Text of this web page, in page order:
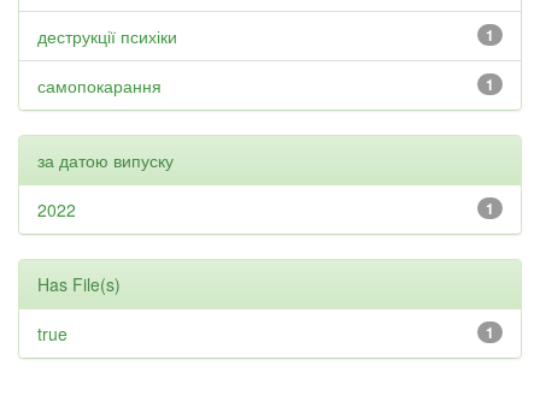
1
деструкції психіки
1
самопокарання
за датою випуску
1
2022
Has File(s)
1
true